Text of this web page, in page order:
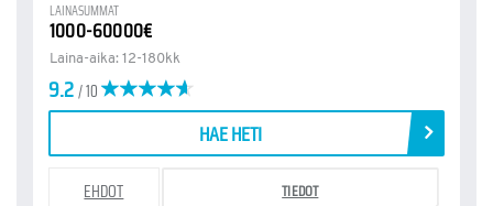
LAINASUMMAT
1000-60000€
Laina-aika: 12-180kk
9.2/ 10
HAE HETI
EHDOT TIEDOT